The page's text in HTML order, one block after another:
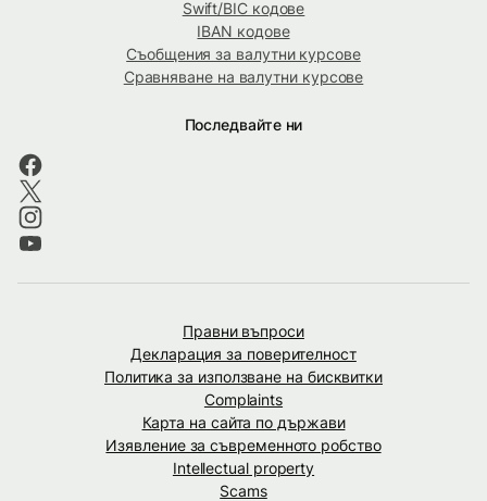
Swift/BIC кодове
IBAN кодове
Съобщения за валутни курсове
Сравняване на валутни курсове
Последвайте ни
Правни въпроси
Декларация за поверителност
Политика за използване на бисквитки
Complaints
Карта на сайта по държави
Изявление за съвременното робство
Intellectual property
Scams